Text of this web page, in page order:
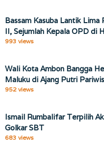
Bassam Kasuba Lantik Lima
II, Sejumlah Kepala OPD di
993 views
Wali Kota Ambon Bangga
Maluku di Ajang Putri
952 views
Ismail Rumbalifar Terpilih
Golkar SBT
683 views